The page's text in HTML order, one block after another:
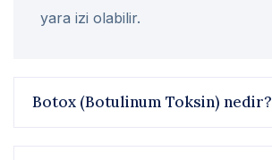
yara izi olabilir.
Botox (Botulinum Toksin) nedir?